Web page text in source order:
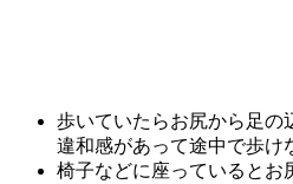
歩いていたらお尻から足の
違和感があって途中で歩け
椅子などに座っているとお